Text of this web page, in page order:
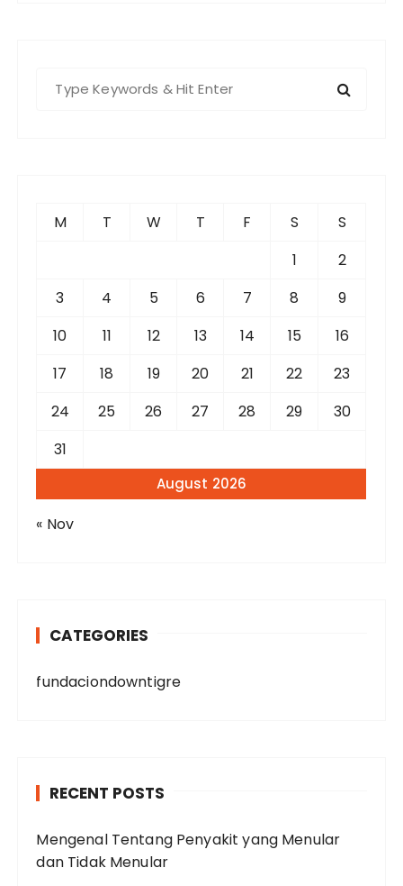
August 2026
M T W T F S
S
1
2
3
4 5 6 7 8
9
10
11 12 13 14 15
16
17
18 19 20 21 22
23
24
25 26 27 28 29
30
31
« Nov
CATEGORIES
fundaciondowntigre
RECENT POSTS
Mengenal Tentang Penyakit yang Menular
dan Tidak Menular